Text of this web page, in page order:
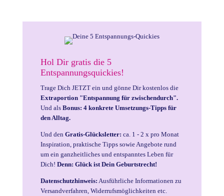
Hol Dir gratis die 5
Entspannungsquickies!
Trage Dich JETZT ein und gönne Dir kostenlos die
Extraportion "Entspannung für zwischendurch".
Und als Bonus: 4 konkrete Umsetzungs-Tipps für
den Alltag.
Und den Gratis-Glücksletter: ca. 1 - 2 x pro Monat
Inspiration, praktische Tipps sowie Angebote rund
um ein ganzheitliches und entspanntes Leben für
Dich! Denn: Glück ist Dein Geburtstrecht!
Datenschutzhinweis: Ausführliche Informationen zu
Versandverfahren, Widerrufsmöglichkeiten etc.